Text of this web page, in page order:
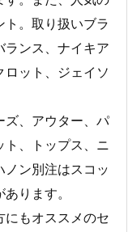
。取り扱いブラ
ランス、ナイキア
ット、ジェイソ
ズ、アウター、パ
ト、トップス、ニ
ノン別注はスコッ
ります。
にもオススメのセ